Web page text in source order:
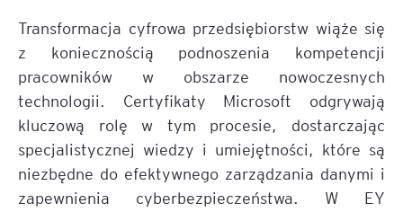
Transformacja cyfrowa przedsiębiorstw wiąże się
z koniecznością podnoszenia kompetencji
pracowników w obszarze nowoczesnych
technologii. Certyfikaty Microsoft odgrywają
kluczową rolę w tym procesie, dostarczając
specjalistycznej wiedzy i umiejętności, które są
niezbędne do efektywnego zarządzania danymi i
zapewnienia cyberbezpieczeństwa. W EY